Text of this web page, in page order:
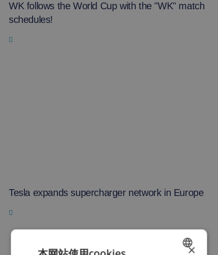
WK follows the World Cup with the "WK" match
schedules!
Tesla expands supercharger network in Europe
×